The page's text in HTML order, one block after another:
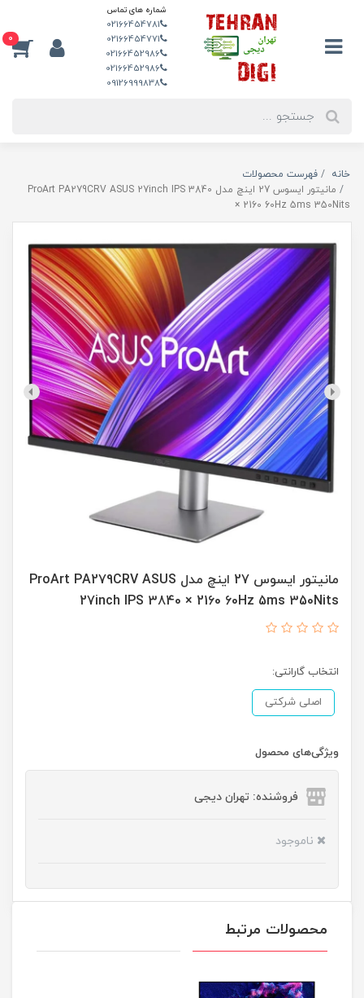
شماره های تماس
02166454781
02166454771
02166452986
02166452986
09126999838
0
خانه
فهرست محصولات
مانیتور ایسوس 27 اینچ مدل ProArt PA279CRV ASUS 27inch IPS 3840
× 2160 60Hz 5ms 350Nits
مانیتور ایسوس 27 اینچ مدل ProArt PA279CRV ASUS
27inch IPS 3840 × 2160 60Hz 5ms 350Nits
انتخاب گارانتی:
اصلی شرکتی
ویژگی‌های محصول
فروشنده: تهران دیجی
ناموجود
محصولات مرتبط